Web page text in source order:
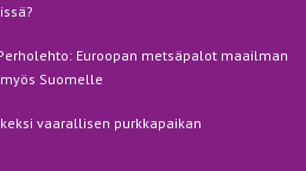
Euroopan metsäpalot maailman
Suomelle
vaarallisen purkkapaikan